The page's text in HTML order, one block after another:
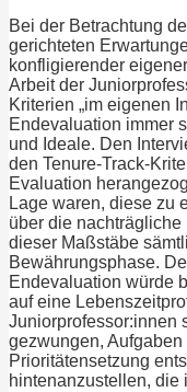
Bei der Betrachtung
gerichteten
konfligierender
Arbeit der
Kriterien „im eigenen
Endevaluation immer
und Ideale. Den
den Tenure-Track-
Evaluation
Lage waren, diese zu
über die
dieser Maßstäbe
Bewährungsphase.
Endevaluation würde
auf eine
Juniorprofessor:innen
gezwungen,
Prioritätensetzung
hintenanzustellen,